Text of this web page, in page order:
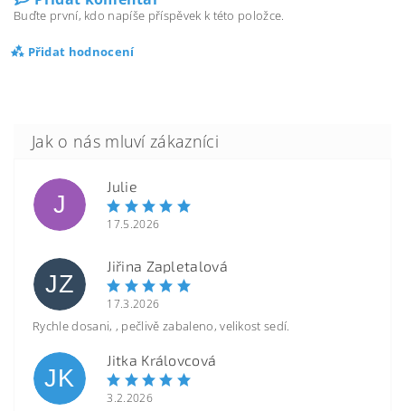
Buďte první, kdo napíše příspěvek k této položce.
Přidat hodnocení
J
Julie
17.5.2026
JZ
Jiřina Zapletalová
17.3.2026
Rychle dosani, , pečlivě zabaleno, velikost sedí.
JK
Jitka Královcová
3.2.2026